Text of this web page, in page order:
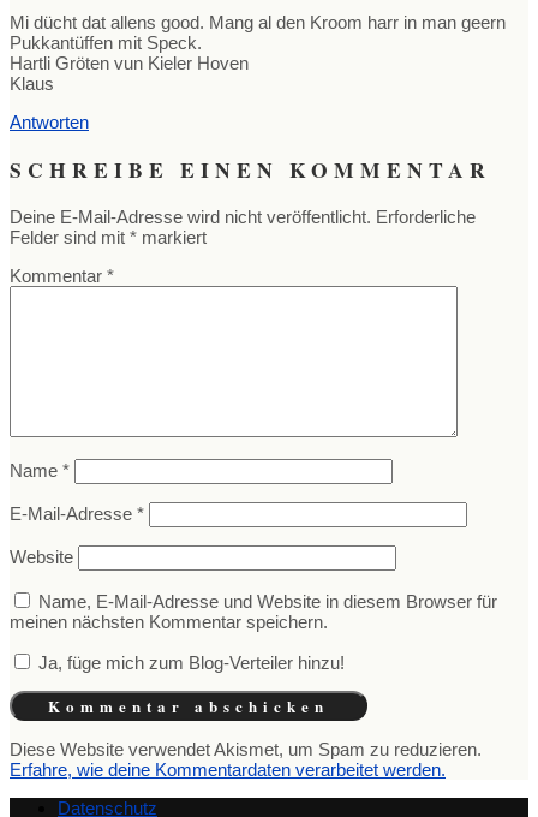
Mi dücht dat allens good. Mang al den Kroom harr in man geern
Pukkantüffen mit Speck.
Hartli Gröten vun Kieler Hoven
Klaus
Antworten
SCHREIBE EINEN KOMMENTAR
Deine E-Mail-Adresse wird nicht veröffentlicht. Erforderliche
Felder sind mit * markiert
Kommentar *
Name *
E-Mail-Adresse *
Website
Name, E-Mail-Adresse und Website in diesem Browser für
meinen nächsten Kommentar speichern.
Ja, füge mich zum Blog-Verteiler hinzu!
Diese Website verwendet Akismet, um Spam zu reduzieren.
Erfahre, wie deine Kommentardaten verarbeitet werden.
Datenschutz